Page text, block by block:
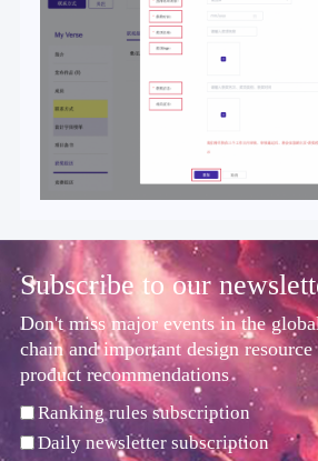
Subscribe to our
Don't miss major events in the
chain and important design
product recommendations
Ranking rules subscription
Daily newsletter subscription